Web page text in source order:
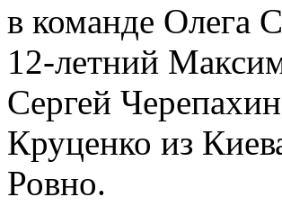
в команде Олега
12-летний
Сергей
Круценко из
Ровно.